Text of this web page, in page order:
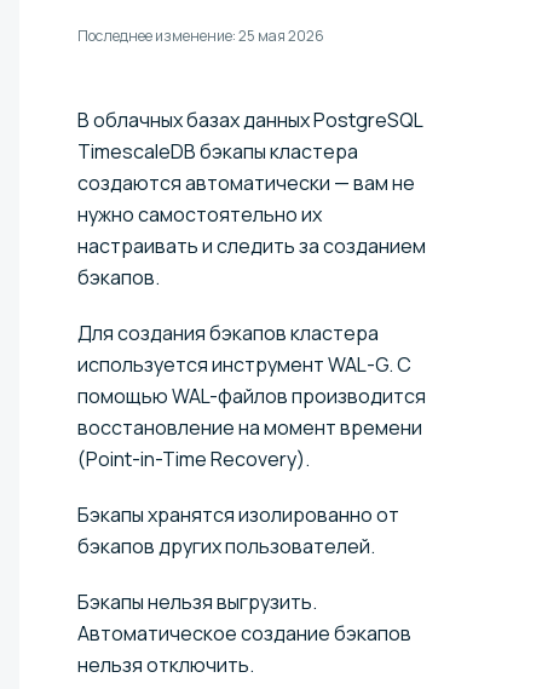
Последнее изменение:25 мая 2026
В облачных базах данныхPostgreSQL
TimescaleDBбэкапы кластера
создаются автоматически — вам не
нужно самостоятельно их
настраивать и следить за созданием
бэкапов.
Для создания бэкапов кластера
используется инструмент WAL-G. С
помощью WAL-файлов производится
восстановление на момент времени
(Point-in-Time Recovery).
Бэкапы хранятся изолированно от
бэкапов других пользователей.
Бэкапы нельзя выгрузить.
Автоматическое создание бэкапов
нельзя отключить.